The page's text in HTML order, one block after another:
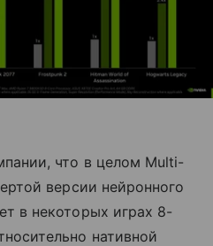
что в целом Multi-
версии нейронного
в некоторых играх 8-
нативной